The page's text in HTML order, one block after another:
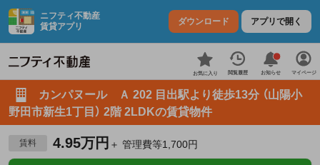
ニフティ不動産
賃貸アプリ
ダウンロード アプリで開く
お気に入り 閲覧履歴 お知らせ マイページ
カンパヌール Ａ 202 目出駅より徒歩13分 （山陽小
野田市新生1丁目） 2階 2LDKの賃貸物件
賃料 4.95万円 ＋ 管理費等1,700円